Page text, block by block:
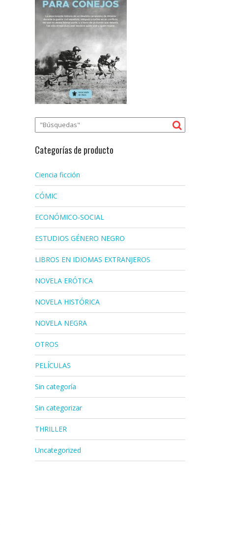
Categorías de producto
Ciencia ficción
CÓMIC
ECONÓMICO-SOCIAL
ESTUDIOS GÉNERO NEGRO
LIBROS EN IDIOMAS EXTRANJEROS
NOVELA ERÓTICA
NOVELA HISTÓRICA
NOVELA NEGRA
OTROS
PELÍCULAS
Sin categoría
Sin categorizar
THRILLER
Uncategorized